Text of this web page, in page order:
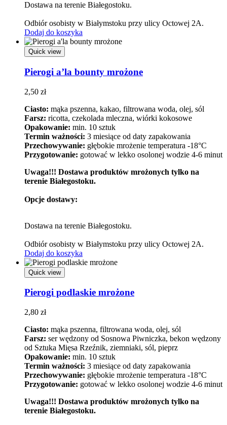
Dostawa na terenie Białegostoku.
Odbiór osobisty w Białymstoku przy ulicy Octowej 2A.
Dodaj do koszyka
Quick view
Pierogi a’la bounty mrożone
2,50 zł
Ciasto: mąka pszenna, kakao, filtrowana woda, olej, sól
Farsz: ricotta, czekolada mleczna, wiórki kokosowe
Opakowanie: min. 10 sztuk
Termin ważności: 3 miesiące od daty zapakowania
Przechowywanie: głębokie mrożenie temperatura -18°C
Przygotowanie: gotować w lekko osolonej wodzie 4-6 minut
Uwaga!!! Dostawa produktów mrożonych tylko na
terenie Białegostoku.
Opcje dostawy:
Dostawa na terenie Białegostoku.
Odbiór osobisty w Białymstoku przy ulicy Octowej 2A.
Dodaj do koszyka
Quick view
Pierogi podlaskie mrożone
2,80 zł
Ciasto: mąka pszenna, filtrowana woda, olej, sól
Farsz: ser wędzony od Sosnowa Piwniczka, bekon wędzony
od Sztuka Mięsa Rzeźnik, ziemniaki, sól, pieprz
Opakowanie: min. 10 sztuk
Termin ważności: 3 miesiące od daty zapakowania
Przechowywanie: głębokie mrożenie temperatura -18°C
Przygotowanie: gotować w lekko osolonej wodzie 4-6 minut
Uwaga!!! Dostawa produktów mrożonych tylko na
terenie Białegostoku.